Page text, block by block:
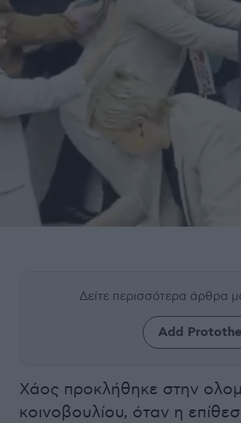
Δείτε περισσότερα άρθρα
Add
Χάος προκλήθηκε στην
κοινοβουλίου, όταν η